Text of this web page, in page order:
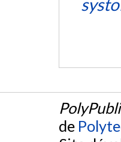
de